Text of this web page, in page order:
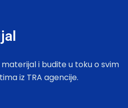
i budite u toku o svim
iz TRA agencije.